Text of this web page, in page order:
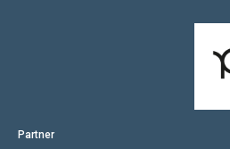
Partner